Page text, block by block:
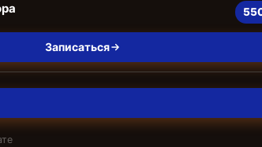
Записаться